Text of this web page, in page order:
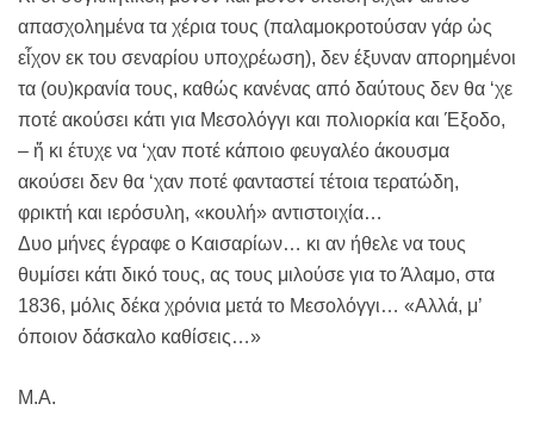
απασχολημένα τα χέρια τους (παλαμοκροτούσαν γάρ ὡς
εἶχον εκ του σεναρίου υποχρέωση), δεν έξυναν απορημένοι
τα (ου)κρανία τους, καθώς κανένας από δαύτους δεν θα ‘χε
ποτέ ακούσει κάτι για Μεσολόγγι και πολιορκία και Έξοδο,
– ἤ κι έτυχε να ‘χαν ποτέ κάποιο φευγαλέο άκουσμα
ακούσει δεν θα ‘χαν ποτέ φανταστεί τέτοια τερατώδη,
φρικτή και ιερόσυλη, «κουλή» αντιστοιχία…
Δυο μήνες έγραφε ο Καισαρίων… κι αν ήθελε να τους
θυμίσει κάτι δικό τους, ας τους μιλούσε για το Άλαμο, στα
1836, μόλις δέκα χρόνια μετά το Μεσολόγγι… «Αλλά, μ’
όποιον δάσκαλο καθίσεις…»
Μ.Α.